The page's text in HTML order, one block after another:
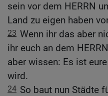
sein vor dem HERRN
Land zu eigen haben
23 Wenn ihr das aber
ihr euch an dem
aber wissen: Es ist
wird.
24 So baut nun Städte